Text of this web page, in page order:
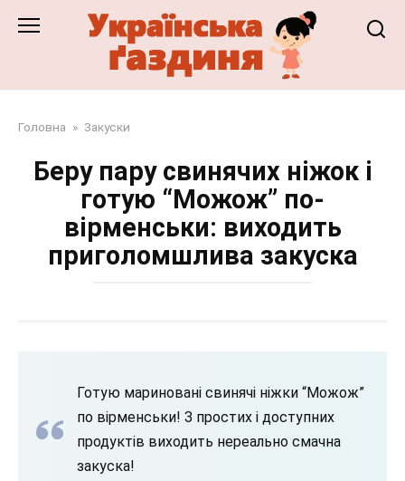
Головна » Закуски
Беру пару свинячих ніжок і
готую “Можож” по-
вірменськи: виходить
приголомшлива закуска
Готую мариновані свинячі ніжки “Можож”
по вірменськи! З простих і доступних
продуктів виходить нереально смачна
закуска!